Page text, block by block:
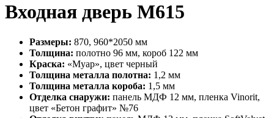
Входная дверь М615
Размеры: 870, 960*2050 мм
Толщина: полотно 96 мм, короб 122 мм
Краска: «Муар», цвет черный
Толщина металла полотна: 1,2 мм
Толщина металла короба: 1,5 мм
Отделка снаружи: панель МДФ 12 мм, пленка Vinorit,
цвет «Бетон графит» №76